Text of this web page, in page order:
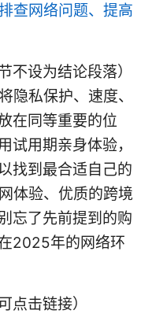
查网络问题、提高
不设为结论段落）
隐私保护、速度、
在同等重要的位
试用期亲身体验，
找到最合适自己的
体验、优质的跨境
忘了先前提到的购
2025年的网络环
点击链接）